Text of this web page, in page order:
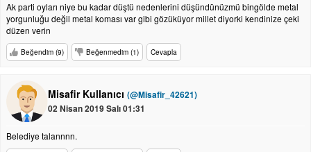
Ak parti oyları niye bu kadar düştü nedenlerini düşündünüzmü bingölde metal
yorgunluğu değil metal koması var gibi gözüküyor millet diyorki kendinize çeki
düzen verin
Beğendim (9) Beğenmedim (1) Cevapla
Misafir Kullanıcı (@Misafir_42621)
02 Nisan 2019 Salı 01:31
Belediye talannnn.